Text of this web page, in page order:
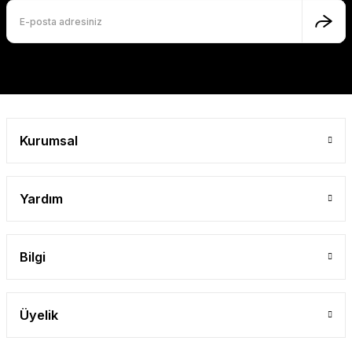
Ürün fiyatı diğer sitelerden daha pahalı.
Bu ürüne benzer farklı alternatifler olmalı.
Kurumsal
Yardım
Bilgi
Üyelik